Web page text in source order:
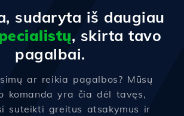
sudaryta iš daugiau
, skirta tavo
pagalbai.
ar reikia pagalbos? Mūsų
komanda yra čia dėl tavęs,
suteikti greitus atsakymus ir